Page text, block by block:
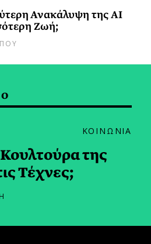
Ανακάλυψη της AI
Ζωή;
ΚΟΙΝΩΝΙΑ
της
Τέχνες;